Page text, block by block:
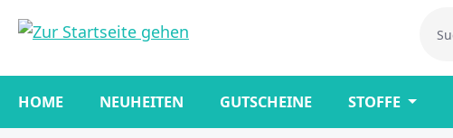
Zur Hauptnavigation springen
HOME NEUHEITEN GUTSCHEINE STOFFE